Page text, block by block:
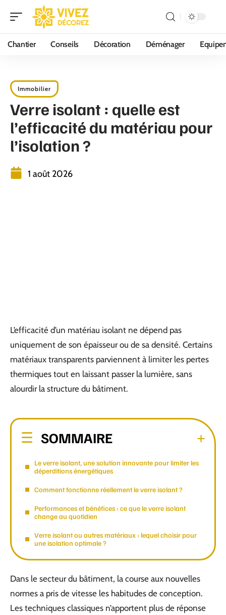
Chantier Conseils Décoration Déménager
Immobilier
Verre isolant : quelle est
l’efficacité du matériau pour
l’isolation ?
1 août 2026
L’efficacité d’un matériau isolant ne dépend pas
uniquement de son épaisseur ou de sa densité. Certains
matériaux transparents parviennent à limiter les pertes
thermiques tout en laissant passer la lumière, sans
alourdir la structure du bâtiment.
SOMMAIRE
Le verre isolant, une solution innovante pour limiter les
déperditions énergétiques
Comment fonctionne réellement le verre isolant ?
Performances et bénéfices : ce que le verre isolant
change au quotidien
Verre isolant ou autres matériaux : lequel choisir pour
une isolation optimale ?
Dans le secteur du bâtiment, la course aux nouvelles
normes a pris de vitesse les habitudes de conception.
Les techniques classiques n’apportent plus de réponse